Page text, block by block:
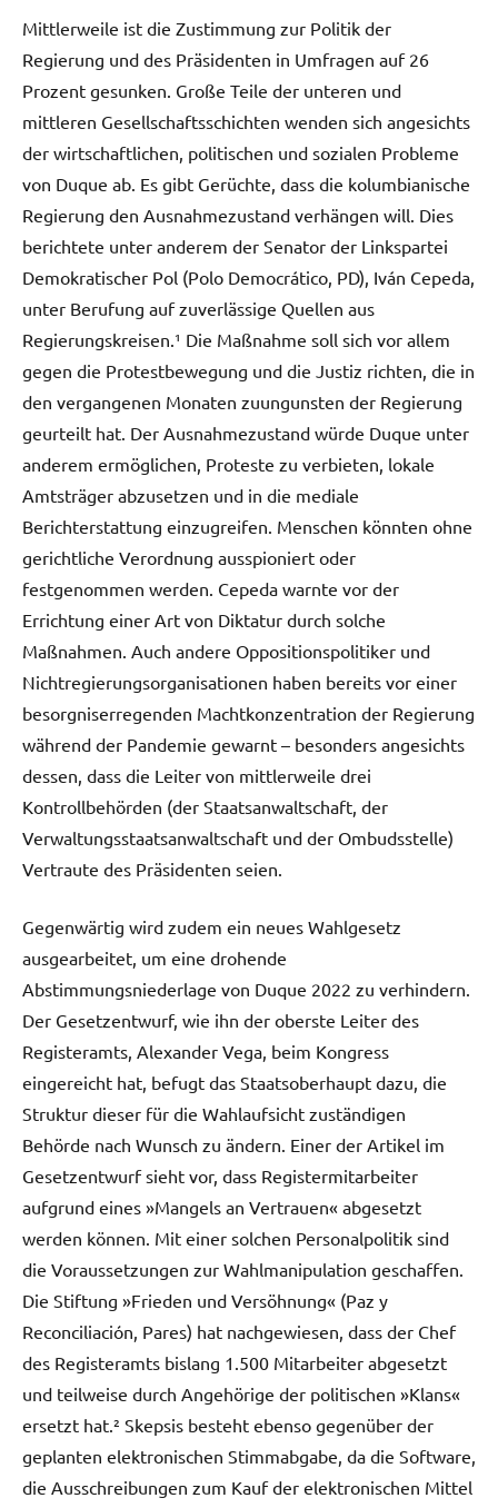
Mittlerweile ist die Zustimmung zur Politik der
Regierung und des Präsidenten in Umfragen auf 26
Prozent gesunken. Große Teile der unteren und
mittleren Gesellschaftsschichten wenden sich angesichts
der wirtschaftlichen, politischen und sozialen Probleme
von Duque ab. Es gibt Gerüchte, dass die kolumbianische
Regierung den Ausnahmezustand verhängen will. Dies
berichtete unter anderem der Senator der Linkspartei
Demokratischer Pol (Polo Democrático, PD), Iván Cepeda,
unter Berufung auf zuverlässige Quellen aus
Regierungskreisen.¹ Die Maßnahme soll sich vor allem
gegen die Protestbewegung und die Justiz richten, die in
den vergangenen Monaten zuungunsten der Regierung
geurteilt hat. Der Ausnahmezustand würde Duque unter
anderem ermöglichen, Proteste zu verbieten, lokale
Amtsträger abzusetzen und in die mediale
Berichterstattung einzugreifen. Menschen könnten ohne
gerichtliche Verordnung ausspioniert oder
festgenommen werden. Cepeda warnte vor der
Errichtung einer Art von Diktatur durch solche
Maßnahmen. Auch andere Oppositionspolitiker und
Nichtregierungsorganisationen haben bereits vor einer
besorgniserregenden Machtkonzentration der Regierung
während der Pandemie gewarnt – besonders angesichts
dessen, dass die Leiter von mittlerweile drei
Kontrollbehörden (der Staatsanwaltschaft, der
Verwaltungsstaatsanwaltschaft und der Ombudsstelle)
Vertraute des Präsidenten seien.
Gegenwärtig wird zudem ein neues Wahlgesetz
ausgearbeitet, um eine drohende
Abstimmungsniederlage von Duque 2022 zu verhindern.
Der Gesetzentwurf, wie ihn der oberste Leiter des
Registeramts, Alexander Vega, beim Kongress
eingereicht hat, befugt das Staatsoberhaupt dazu, die
Struktur dieser für die Wahlaufsicht zuständigen
Behörde nach Wunsch zu ändern. Einer der Artikel im
Gesetzentwurf sieht vor, dass Registermitarbeiter
aufgrund eines »Mangels an Vertrauen« abgesetzt
werden können. Mit einer solchen Personalpolitik sind
die Voraussetzungen zur Wahlmanipulation geschaffen.
Die Stiftung »Frieden und Versöhnung« (Paz y
Reconciliación, Pares) hat nachgewiesen, dass der Chef
des Registeramts bislang 1.500 Mitarbeiter abgesetzt
und teilweise durch Angehörige der politischen »Klans«
ersetzt hat.² Skepsis besteht ebenso gegenüber der
geplanten elektronischen Stimmabgabe, da die Software,
die Ausschreibungen zum Kauf der elektronischen Mittel